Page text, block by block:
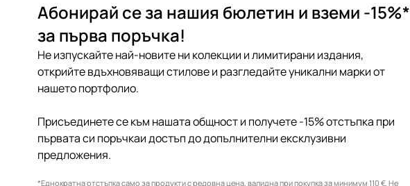
Абонирай се за нашия бюлетин и вземи -15%*
за първа поръчка!
Не изпускайте най-новите ни колекции и лимитирани издания,
открийте вдъхновяващи стилове и разгледайте уникални марки от
нашето портфолио.
Присъединете се към нашата общност и получете -15% отстъпка при
първата си поръчкаи достъп до допълнителни ексклузивни
предложения.
*Еднократна отстъпка само за продукти с редовна цена, валидна при покупка за минимум 110 €. Не